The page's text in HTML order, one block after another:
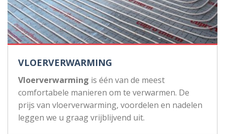
VLOERVERWARMING
Vloerverwarming is één van de meest
comfortabele manieren om te verwarmen. De
prijs van vloerverwarming, voordelen en nadelen
leggen we u graag vrijblijvend uit.